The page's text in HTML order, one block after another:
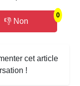
👎 Non
0
cet article
!